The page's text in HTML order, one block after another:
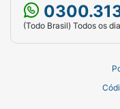
(Todo Brasil) Todos os